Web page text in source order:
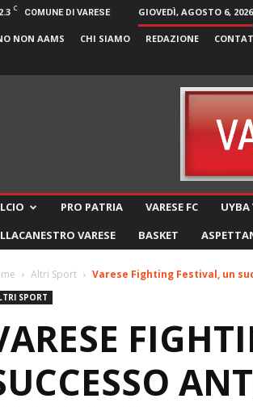
C COMUNE DI VARESE GIOVEDÌ, AGOSTO 6, 2026
NON AAMS CHI SIAMO REDAZIONE
PRO PATRIA VARESE FC UYBA
VARESE
BASKET
Altri Sport Varese Fighting Festival, un
SPORT